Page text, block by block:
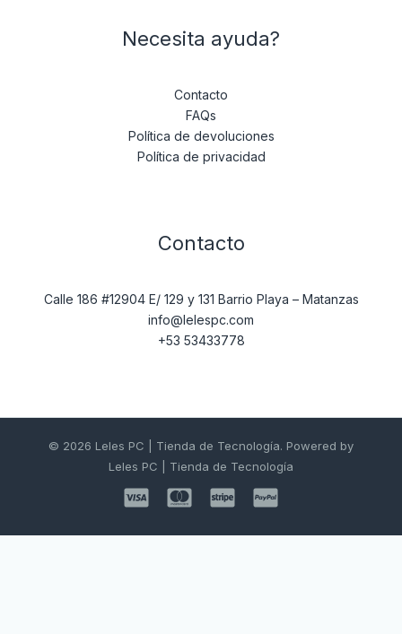
Necesita ayuda?
Contacto
FAQs
Política de devoluciones
Política de privacidad
Contacto
Calle 186 #12904 E/ 129 y 131 Barrio Playa – Matanzas
info@lelespc.com
+53 53433778
© 2026 Leles PC | Tienda de Tecnología. Powered by
Leles PC | Tienda de Tecnología